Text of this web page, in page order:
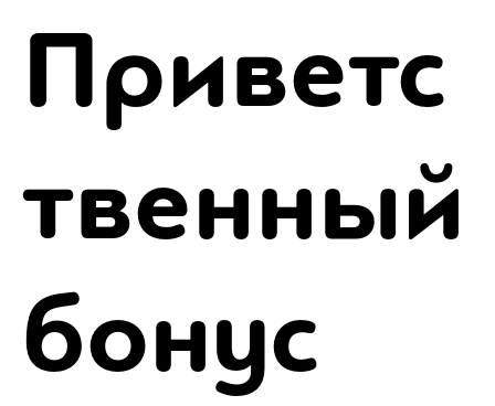
Приветс
твенный
бонус